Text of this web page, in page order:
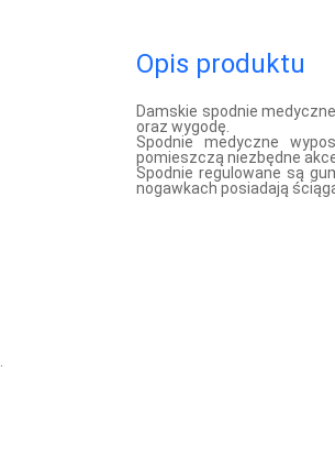
Opis produktu
Damskie spodnie
oraz wygodę.
Spodnie medyczne
pomieszczą niezbędne
Spodnie regulowane są
nogawkach posiadają